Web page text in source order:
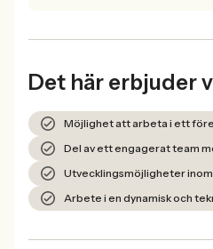
Det här erbjuder
Del av ett engagerat team
Utvecklingsmöjligheter
Arbete i en dynamisk och